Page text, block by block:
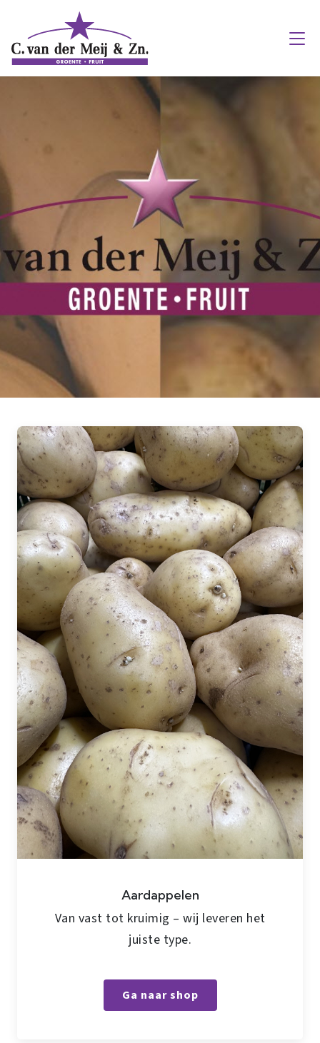
Aardappelen
Van vast tot kruimig – wij leveren het
juiste type.
Ga naar shop